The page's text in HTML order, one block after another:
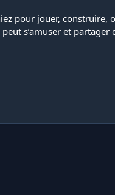
pour jouer,
s’amuser et partager